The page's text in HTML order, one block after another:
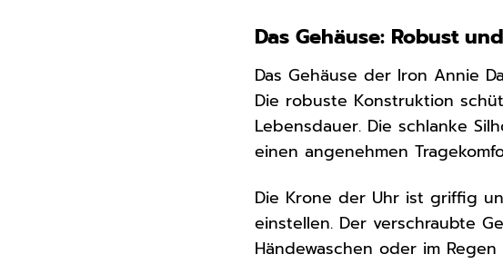
Das Gehäuse: Robust
Das Gehäuse der Iron Annie
Die robuste Konstruktion
Lebensdauer. Die schlanke
einen angenehmen
Die Krone der Uhr ist griffig
einstellen. Der verschraubte
Händewaschen oder im